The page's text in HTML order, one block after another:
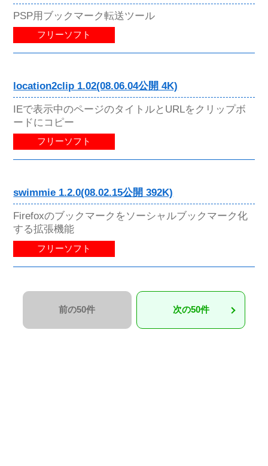
PSP用ブックマーク転送ツール
フリーソフト
location2clip 1.02(08.06.04公開 4K)
IEで表示中のページのタイトルとURLをクリップボ
ードにコピー
フリーソフト
swimmie 1.2.0(08.02.15公開 392K)
Firefoxのブックマークをソーシャルブックマーク化
する拡張機能
フリーソフト
前の50件 次の50件